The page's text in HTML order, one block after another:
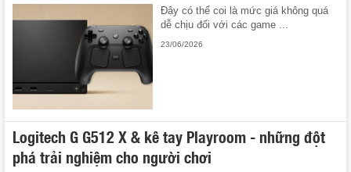
Đây có thể coi là mức giá không quá
dễ chịu đối với các game ...
23/06/2026
Logitech G G512 X & kê tay Playroom - những đột
phá trải nghiệm cho người chơi